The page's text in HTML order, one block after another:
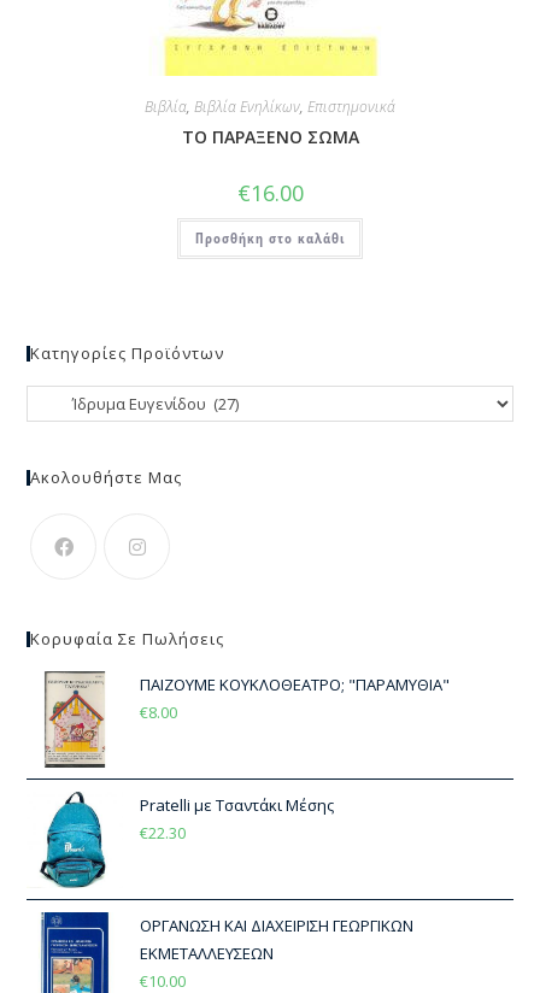
Βιβλία, Βιβλία Ενηλίκων, Επιστημονικά
ΤΟ ΠΑΡΑΞΕΝΟ ΣΩΜΑ
€16.00
Προσθήκη στο καλάθι
Κατηγορίες Προϊόντων
Ακολουθήστε Μας
Κορυφαία Σε Πωλήσεις
ΠΑΙΖΟΥΜΕ ΚΟΥΚΛΟΘΕΑΤΡΟ; "ΠΑΡΑΜΥΘΙΑ"
€8.00
Pratelli με Τσαντάκι Μέσης
€22.30
ΟΡΓΑΝΩΣΗ ΚΑΙ ΔΙΑΧΕΙΡΙΣΗ ΓΕΩΡΓΙΚΩΝ
ΕΚΜΕΤΑΛΛΕΥΣΕΩΝ
€10.00